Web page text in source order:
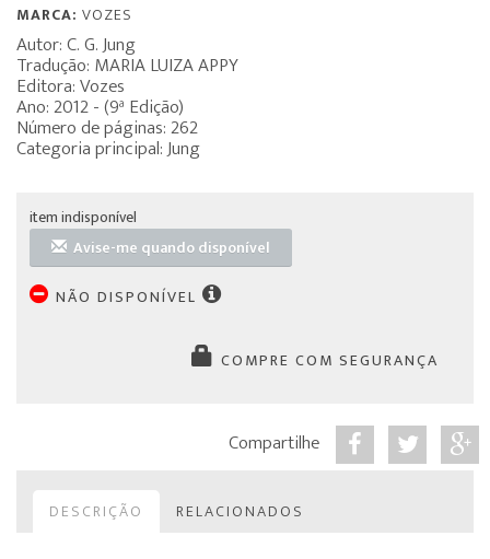
MARCA: VOZES
Autor: C. G. Jung
Tradução: MARIA LUIZA APPY
Editora: Vozes
Ano: 2012 - (9ª Edição)
Número de páginas: 262
Categoria principal: Jung
item indisponível
Avise-me quando disponível
NÃO DISPONÍVEL
COMPRE COM SEGURANÇA
Compartilhe
DESCRIÇÃO RELACIONADOS